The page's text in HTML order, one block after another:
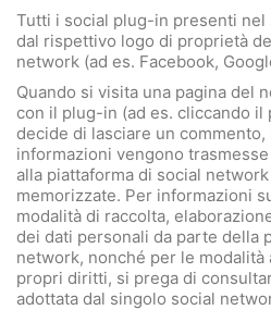
Tutti i social plug-in presenti
dal rispettivo logo di proprietà
network (ad es. Facebook,
Quando si visita una pagina del
con il plug-in (ad es. cliccando il
decide di lasciare un
informazioni vengono
alla piattaforma di social
memorizzate. Per informazioni
modalità di raccolta,
dei dati personali da parte della
network, nonché per le
propri diritti, si prega di
adottata dal singolo social